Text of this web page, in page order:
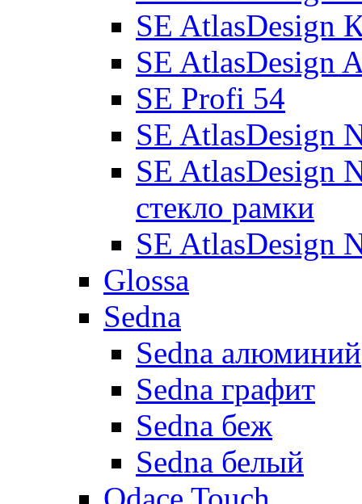
SE AtlasDesign
SE AtlasDesign
SE Profi 54
SE AtlasDesign
SE AtlasDesign
стекло рамки
SE AtlasDesign
Glossa
Sedna
Sedna алюминий
Sedna графит
Sedna беж
Sedna белый